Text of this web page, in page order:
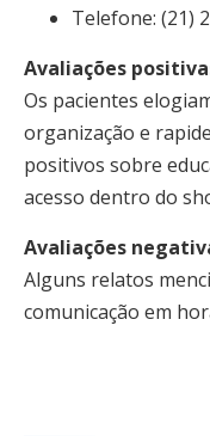
Telefone: (21)
Avaliações
Os pacientes
organização e
positivos sobre
acesso dentro do
Avaliações
Alguns relatos
comunicação em